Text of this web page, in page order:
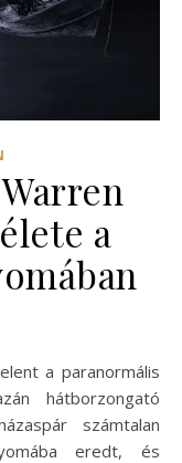
a
hátborzongató
számtalan
eredt, és